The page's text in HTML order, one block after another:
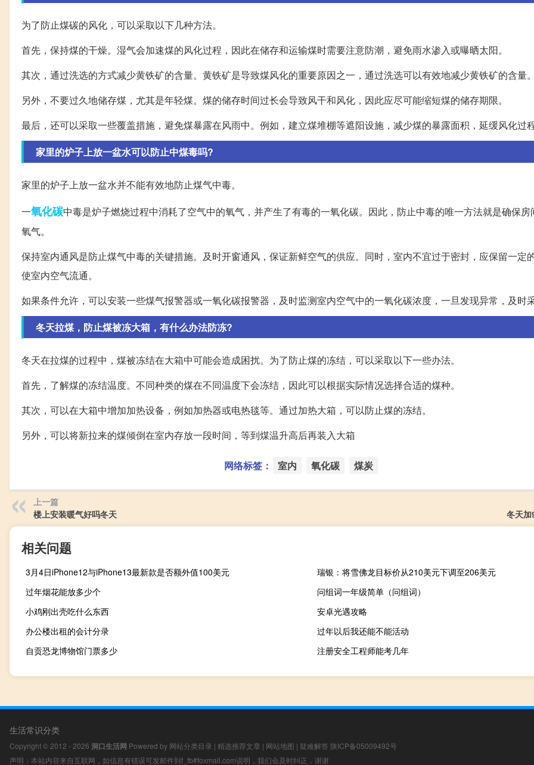
为了防止煤碳的风化，可以采取以下几种方法。
首先，保持煤的干燥。湿气会加速煤的风化过程，因此在储存和运输煤时需要注意防潮，避免雨水渗入或曝晒太阳。
其次，通过洗选的方式减少黄铁矿的含量。黄铁矿是导致煤风化的重要原因之一，通过洗选可以有效地减少黄铁矿的含量。
另外，不要过久地储存煤，尤其是年轻煤。煤的储存时间过长会导致风干和风化，因此应尽可能缩短煤的储存期限。
最后，还可以采取一些覆盖措施，避免煤暴露在风雨中。例如，建立煤堆棚等遮阳设施，减少煤的暴露面积，延缓风化过程
家里的炉子上放一盆水可以防止中煤毒吗?
家里的炉子上放一盆水并不能有效地防止煤气中毒。
一氧化碳中毒是炉子燃烧过程中消耗了空气中的氧气，并产生了有毒的一氧化碳。因此，防止中毒的唯一方法就是确保房
氧气。
保持室内通风是防止煤气中毒的关键措施。及时开窗通风，保证新鲜空气的供应。同时，室内不宜过于密封，应保留一定
使室内空气流通。
如果条件允许，可以安装一些煤气报警器或一氧化碳报警器，及时监测室内空气中的一氧化碳浓度，一旦发现异常，及时采
冬天拉煤，防止煤被冻大箱，有什么办法防冻?
冬天在拉煤的过程中，煤被冻结在大箱中可能会造成困扰。为了防止煤的冻结，可以采取以下一些办法。
首先，了解煤的冻结温度。不同种类的煤在不同温度下会冻结，因此可以根据实际情况选择合适的煤种。
其次，可以在大箱中增加加热设备，例如加热器或电热毯等。通过加热大箱，可以防止煤的冻结。
另外，可以将新拉来的煤倾倒在室内存放一段时间，等到煤温升高后再装入大箱
网络标签： 室内 氧化碳 煤炭
上一篇
楼上安装暖气好吗冬天
冬天
相关问题
3月4日iPhone12与iPhone13最新款是否额外值100美元
瑞银：将雪佛龙目标价从210美元下调至206美元
过年烟花能放多少个
问组词一年级简单（问组词）
小鸡刚出壳吃什么东西
安卓光遇攻略
办公楼出租的会计分录
过年以后我还能不能活动
自贡恐龙博物馆门票多少
注册安全工程师能考几年
生活常识分类
Copyright © 2012 - 2026 洞口生活网 Powered by 网站分类目录 | 精选推荐文章 | 网站地图 | 疑难解答 陕ICP备05009492号
声明：本站内容来自互联网，如信息有错误可发邮件到f_fb#foxmail.com说明，我们会及时纠正，谢谢